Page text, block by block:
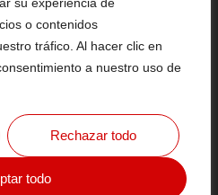
o contenidos
tráfico. Al hacer clic en
a nuestro uso de
Rechazar todo
todo
Magazine By MTH VISUAL
PorWebmasterPRO